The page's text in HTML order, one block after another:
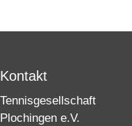
Kontakt
Tennisgesellschaft
Plochingen e.V.